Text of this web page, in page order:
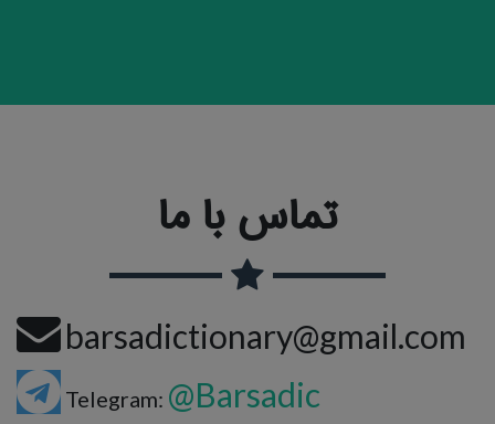
تماس با ما
barsadictionary@gmail.com
Telegram: @Barsadic